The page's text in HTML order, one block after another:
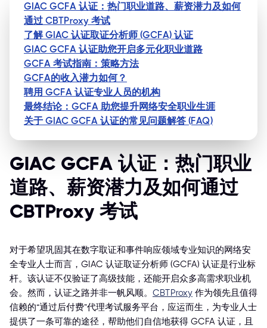
GIAC GCFA 认证：热门职业道路、薪资潜力及如何
通过 CBTProxy 考试
了解 GIAC 认证取证分析师 (GCFA) 认证
GIAC GCFA 认证助您开启多元化职业道路
GCFA 考试指南：策略方法
GCFA的收入潜力如何？
聘用 GCFA 认证专业人员的机构
最终结论：GCFA 助您提升网络安全职业生涯
关于 GIAC GCFA 认证的常见问题解答 (FAQ)
GIAC GCFA 认证：热门职业
道路、薪资潜力及如何通过
CBTProxy 考试
对于希望巩固其在数字取证和事件响应领域专业知识的网络安
全专业人士而言，GIAC 认证取证分析师 (GCFA) 认证是行业标
杆。该认证不仅验证了高级技能，还能开启众多高需求职业机
会。然而，认证之路并非一帆风顺。 CBTProxy 作为领先且值得
信赖的“通过后付费”代理考试服务平台，应运而生，为专业人士
提供了一条可靠的途径，帮助他们自信地获得 GCFA 认证，且